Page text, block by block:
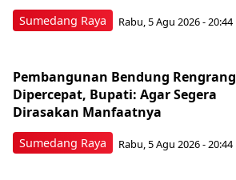
Sumedang Raya Rabu, 5 Agu 2026 - 20:44
Sumedang Raya
Pembangunan Bendung Rengrang
Dipercepat, Bupati: Agar Segera
Dirasakan Manfaatnya
Rabu, 5 Agu 2026 - 20:44